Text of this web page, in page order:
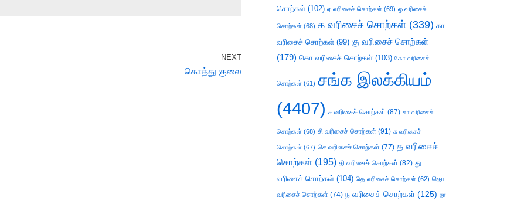
NEXT
கொத்து குலை
சொற்கள் (102) ஏ வரிசைச் சொற்கள் (69) ஒ வரிசைச்
சொற்கள் (68) க வரிசைச் சொற்கள் (339) கா
வரிசைச் சொற்கள் (99) கு வரிசைச் சொற்கள்
(179) கொ வரிசைச் சொற்கள் (103) கோ வரிசைச்
சொற்கள் (61) சங்க இலக்கியம்
(4407) ச வரிசைச் சொற்கள் (87) சா வரிசைச்
சொற்கள் (68) சி வரிசைச் சொற்கள் (91) சு வரிசைச்
சொற்கள் (67) செ வரிசைச் சொற்கள் (77) த வரிசைச்
சொற்கள் (195) தி வரிசைச் சொற்கள் (82) து
வரிசைச் சொற்கள் (104) தெ வரிசைச் சொற்கள் (62) தொ
வரிசைச் சொற்கள் (74) ந வரிசைச் சொற்கள் (125) நா